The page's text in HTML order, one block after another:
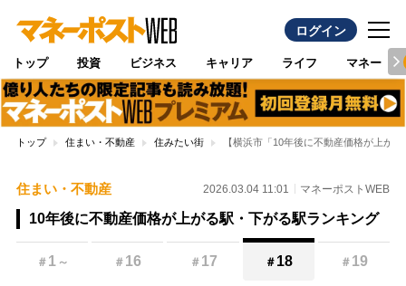
ログイン
トップ 投資 ビジネス キャリア ライフ マネー
トップ 住まい・不動産 住みたい街 【横浜市「10年後に不動産価格が上が
住まい・不動産 2026.03.04 11:01 マネーポストWEB
10年後に不動産価格が上がる駅・下がる駅ランキング
＃ 1 ～ ＃ 16 ＃ 17 ＃ 18 ＃ 19